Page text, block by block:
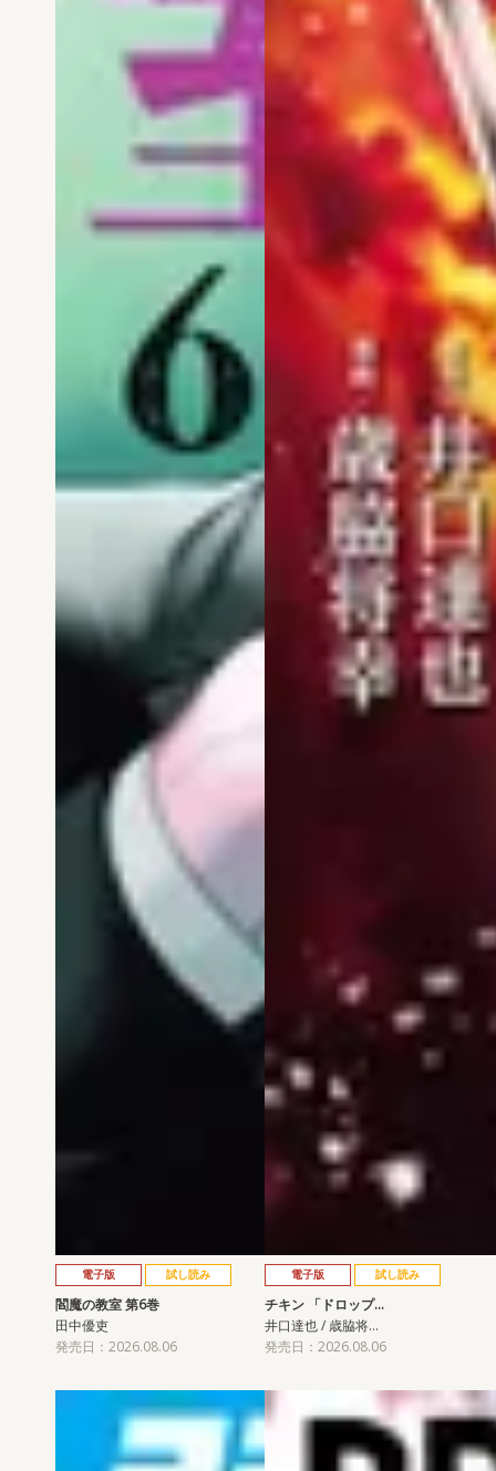
電子版 試し読み
閻魔の教室 第6巻
田中優吏
発売日：2026.08.06
電子版 試し読み
チキン 「ドロップ…
井口達也 / 歳脇将…
発売日：2026.08.06